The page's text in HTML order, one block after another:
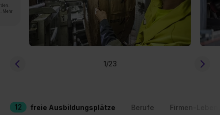
Mehr
1/23
12 freie Ausbildungsplätze Berufe Firmen-